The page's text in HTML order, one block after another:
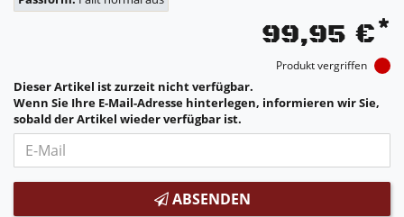
99,95 €*
Produkt vergriffen
Dieser Artikel ist zurzeit nicht verfügbar.
Wenn Sie Ihre E-Mail-Adresse hinterlegen, informieren wir Sie,
sobald der Artikel wieder verfügbar ist.
ABSENDEN